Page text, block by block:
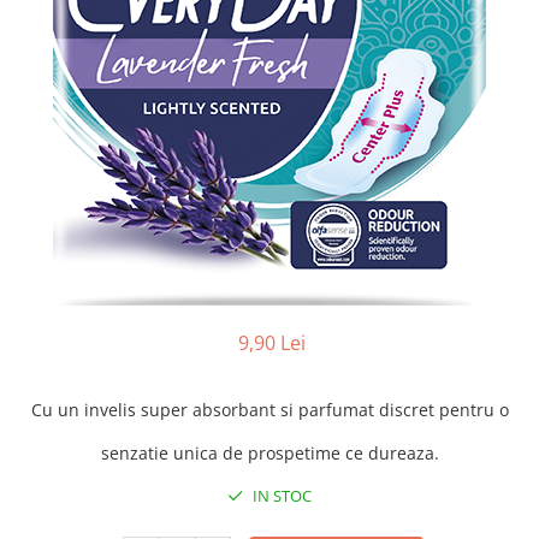
Balsam de par
Ceara de par si gel
Accesorii par
Cosmetice profesionale
Sampon de par
Tratamente si masca de par
Vopsea de par si oxidant
Accesorii tuns si vopsit
Balsam de par
Lotiuni si creme de corp
9,90 Lei
Cu un invelis super absorbant si parfumat discret pentru o
senzatie unica de prospetime ce dureaza.
IN STOC